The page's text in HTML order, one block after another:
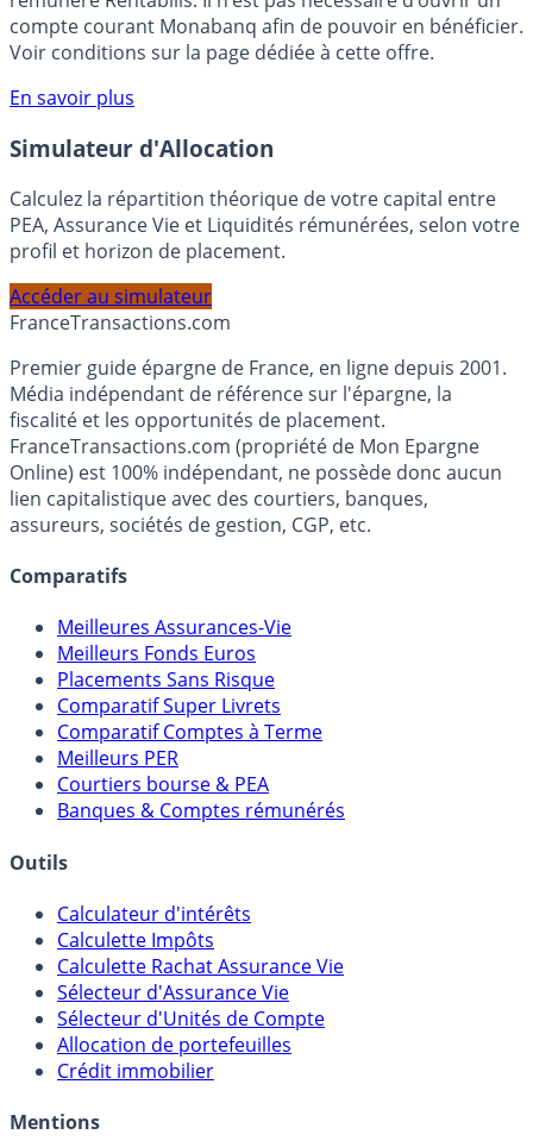
votre épargne, auprès de Monabanq, via le compte
rémunéré Rentabilis. Il n’est pas nécessaire d’ouvrir un
Voir conditions sur la page dédiée à cette offre.
En savoir plus
Simulateur d'Allocation
Calculez la répartition théorique de votre capital entre
profil et horizon de placement.
FranceTransactions.com
Premier guide épargne de France, en ligne depuis 2001.
Média indépendant de référence sur l'épargne, la
fiscalité et les opportunités de placement.
FranceTransactions.com (propriété de Mon Epargne
Online) est 100% indépendant, ne possède donc aucun
assureurs, sociétés de gestion, CGP, etc.
Comparatifs
Meilleures Assurances-Vie
Meilleurs Fonds Euros
Placements Sans Risque
Comparatif Super Livrets
Comparatif Comptes à Terme
Meilleurs PER
Banques & Comptes rémunérés
Outils
Calculateur d'intérêts
Calculette Impôts
Calculette Rachat Assurance Vie
Sélecteur d'Assurance Vie
Sélecteur d'Unités de Compte
Crédit immobilier